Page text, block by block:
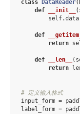
class DataReader(
def
__init__ (
self.data
def
return
def __len__ (
return
# 定义输入格式
input_form =
label_form =